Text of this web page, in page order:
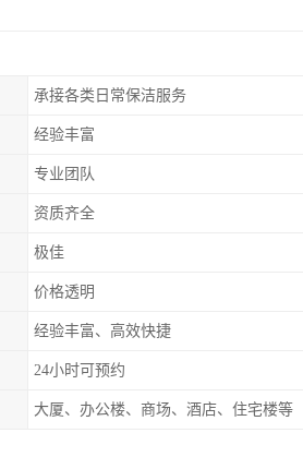
承接各类日常保洁服务
经验丰富
专业团队
资质齐全
极佳
价格透明
经验丰富、高效快捷
24小时可预约
大厦、办公楼、商场、酒店、住宅楼等